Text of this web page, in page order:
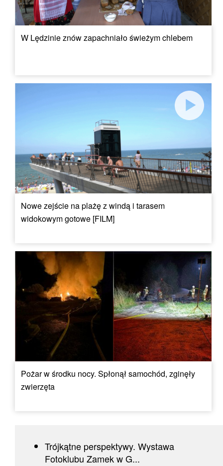
W Lędzinie znów zapachniało świeżym chlebem
Nowe zejście na plażę z windą i tarasem
widokowym gotowe [FILM]
Pożar w środku nocy. Spłonął samochód, zginęły
zwierzęta
Trójkątne perspektywy. Wystawa
Fotoklubu Zamek w G...